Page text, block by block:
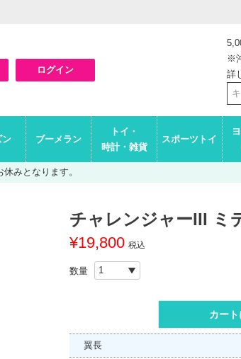
ログイン
※
詳
ン ブーメラン
トイ・
時計・雑貨
スポーツトイ
みとなります。
チャレンジャーIII ミ
¥19,800 税込
カー
翼長